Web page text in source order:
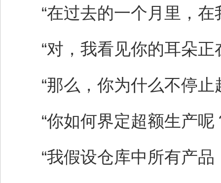
“在过去的一个月里，在
“对，我看见你的耳朵正
“那么，你为什么不停止
“你如何界定超额生产呢
“我假设仓库中所有产品